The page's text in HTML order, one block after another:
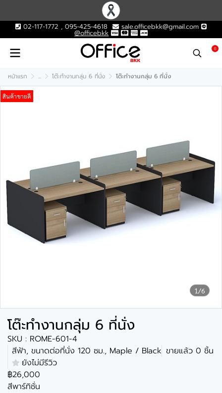
02-117-1772 , 095-425-4618 sale.officebkk@gmail.com
@officebkk
0
หน้าแรก ... โต๊ะทำงานกลุ่ม 6 ที่นั่ง โต๊ะทำงานกลุ่ม 6 ที่นั่ง
1/6
สินค้าขายดี
โต๊ะทำงานกลุ่ม 6 ที่นั่ง
SKU : ROME-601-4
สีฟ้า, ขนาดต่อที่นั่ง 120 ซม., Maple / Black ขายแล้ว 0 ชิ้น
ยังไม่มีรีวิว
฿26,000
สีพาร์ทิชั่น